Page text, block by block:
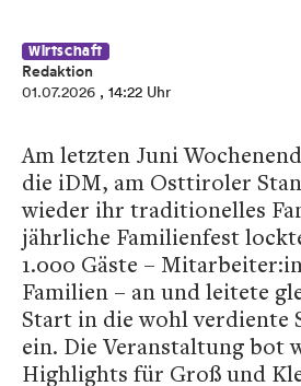
Wirtschaft
Redaktion
01.07.2026 , 14:22 Uhr
Am letzten Juni
die iDM, am Osttiroler
wieder ihr traditionelles
jährliche Familienfest
1.000 Gäste –
Familien – an und leitete
Start in die wohl verdiente
ein. Die Veranstaltung bot
Highlights für Groß und